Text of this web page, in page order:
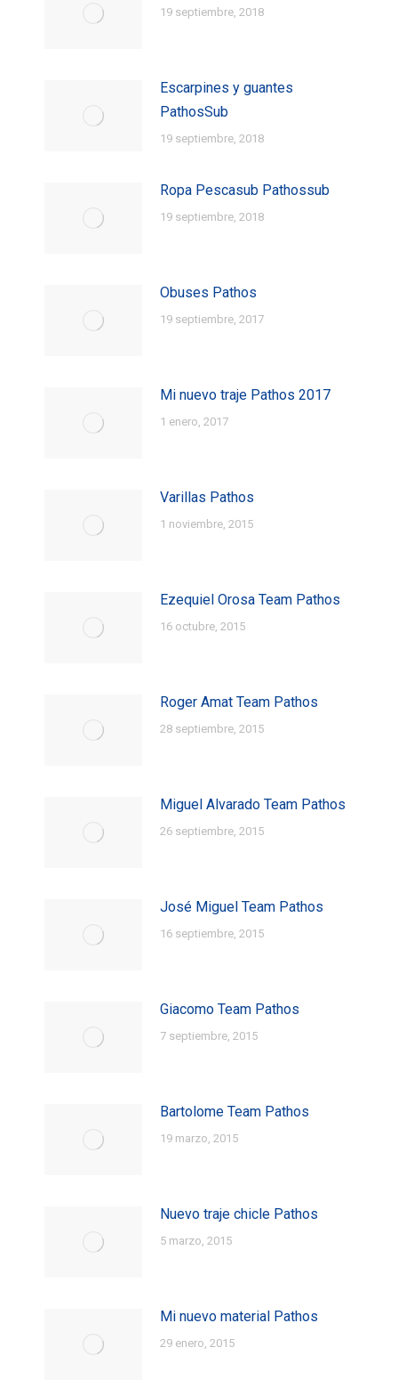
19 septiembre, 2018
Escarpines y guantes
PathosSub
19 septiembre, 2018
Ropa Pescasub Pathossub
19 septiembre, 2018
Obuses Pathos
19 septiembre, 2017
Mi nuevo traje Pathos 2017
1 enero, 2017
Varillas Pathos
1 noviembre, 2015
Ezequiel Orosa Team Pathos
16 octubre, 2015
Roger Amat Team Pathos
28 septiembre, 2015
Miguel Alvarado Team Pathos
26 septiembre, 2015
José Miguel Team Pathos
16 septiembre, 2015
Giacomo Team Pathos
7 septiembre, 2015
Bartolome Team Pathos
19 marzo, 2015
Nuevo traje chicle Pathos
5 marzo, 2015
Mi nuevo material Pathos
29 enero, 2015